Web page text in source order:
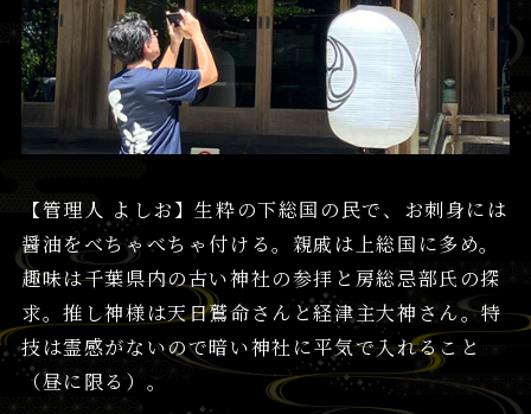
【管理人 よしお】生粋の下総国の民で、お刺身には
醤油をべちゃべちゃ付ける。親戚は上総国に多め。
趣味は千葉県内の古い神社の参拝と房総忌部氏の探
求。推し神様は天日鷲命さんと経津主大神さん。特
技は霊感がないので暗い神社に平気で入れること
（昼に限る）。